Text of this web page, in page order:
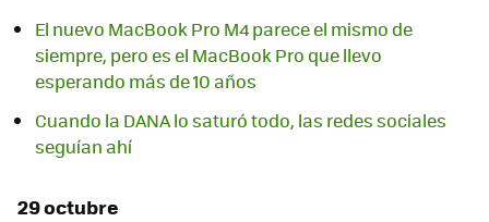
El nuevo MacBook Pro M4 parece el mismo de
siempre, pero es el MacBook Pro que llevo
esperando más de 10 años
Cuando la DANA lo saturó todo, las redes sociales
seguían ahí
29 octubre